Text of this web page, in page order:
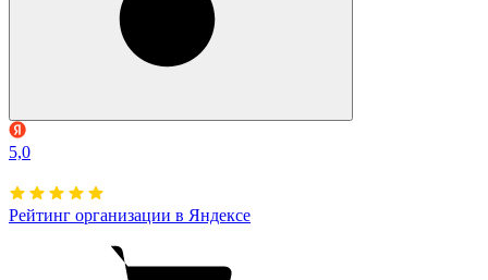
5,0
Рейтинг организации в Яндексе